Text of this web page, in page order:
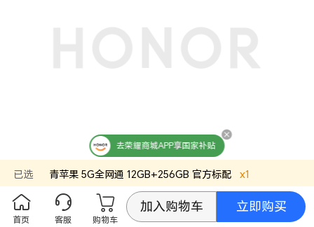
去荣耀商城APP享国家补贴
已选 青苹果 5G全网通 12GB+256GB 官方标配 x1
首页 客服 购物车
加入购物车 立即购买